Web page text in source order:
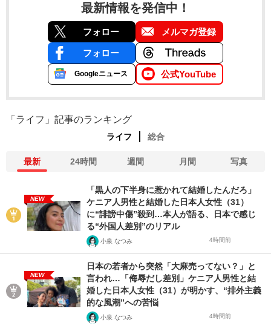
最新情報を発信中！
フォロー メルマガ登録
フォロー
Googleニュース 公式YouTube
「ライフ」記事のランキング
ライフ 総合
最新 24時間 週間 月間 写真
NEW
「黒人の下半身に惹かれて結婚したんだろ」
ケニア人男性と結婚した日本人女性（31）
に“誹謗中傷”殺到…本人が語る、日本で感じ
る“外国人差別”のリアル
小泉 なつみ 4時間前
NEW
日本の若者から突然「大麻売ってない？」と
言われ…「侮辱だし差別」ケニア人男性と結
婚した日本人女性（31）が明かす、“排外主義
的な風潮”への苦悩
小泉 なつみ 4時間前